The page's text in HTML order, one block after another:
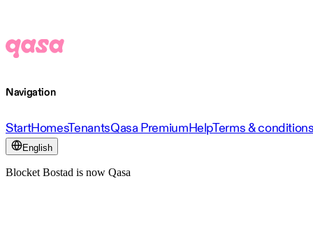
Navigation
StartHomesTenantsQasa PremiumHelpTerms &
English
Blocket Bostad is now Qasa